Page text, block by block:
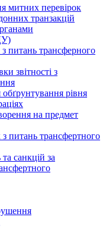
митних перевірок
транзакцій
питань трансферного
звітності з
рівня
на предмет
питань трансфертного
санкцій за